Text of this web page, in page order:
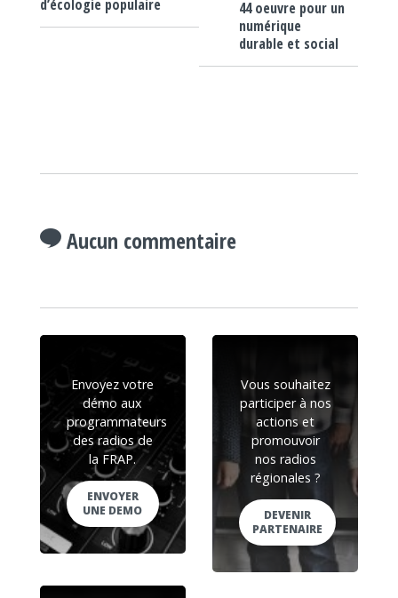
d’écologie populaire
44 oeuvre pour un
numérique
durable et social
Aucun commentaire
Envoyez votre
démo aux
programmateurs
des radios de
la FRAP.
ENVOYER
UNE DEMO
Vous souhaitez
participer à nos
actions et
promouvoir
nos radios
régionales ?
DEVENIR
PARTENAIRE